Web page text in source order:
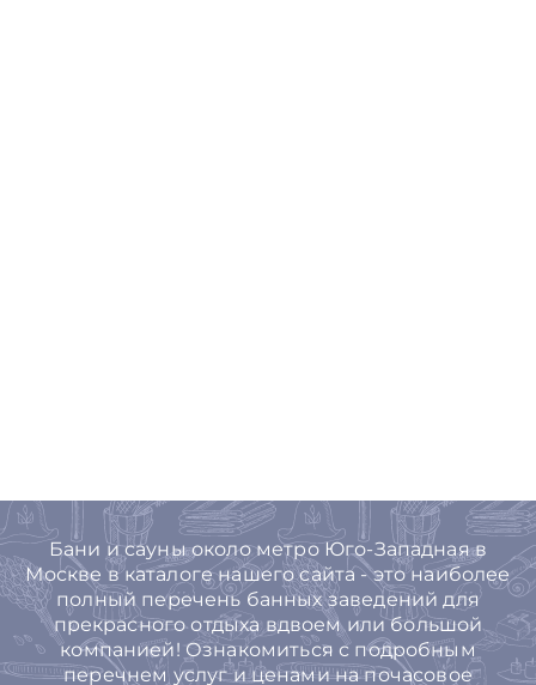
Бани и сауны около метро Юго-Западная в
Москве в каталоге нашего сайта - это наиболее
полный перечень банных заведений для
прекрасного отдыха вдвоем или большой
компанией! Ознакомиться с подробным
перечнем услуг и ценами на почасовое